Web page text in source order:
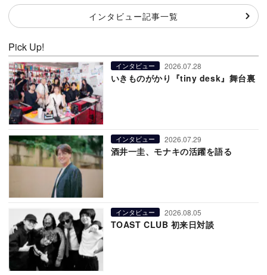
インタビュー記事一覧
Pick Up!
インタビュー 2026.07.28
いきものがかり『tiny desk』舞台裏
インタビュー 2026.07.29
酒井一圭、モナキの活躍を語る
インタビュー 2026.08.05
TOAST CLUB 初来日対談